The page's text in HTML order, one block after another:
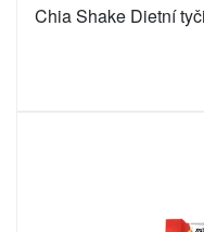
Chia Shake Dietní